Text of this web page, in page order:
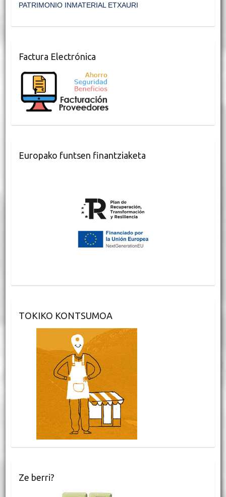
PATRIMONIO INMATERIAL ETXAURI
Factura Electrónica
Europako funtsen finantziaketa
TOKIKO KONTSUMOA
Ze berri?